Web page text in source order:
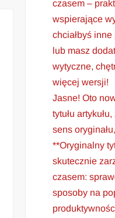
czasem –
wspierające
chciałbyś
lub masz
wytyczne,
więcej wersji!
Jasne! Oto
tytułu
sens
**Oryginalny
skutecznie
czasem:
sposoby na